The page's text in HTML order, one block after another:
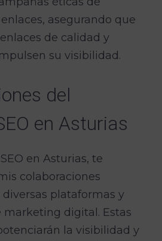
asegurando que
de calidad y
su visibilidad.
del
en Asturias
en Asturias, te
colaboraciones
plataformas y
marketing digital. Estas
la visibilidad y